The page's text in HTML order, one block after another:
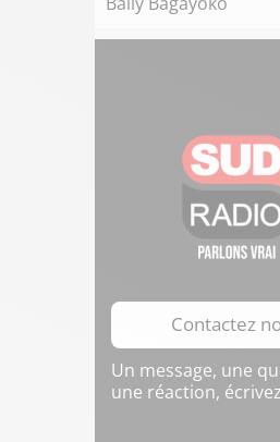
Contactez
Un message, une
une réaction,